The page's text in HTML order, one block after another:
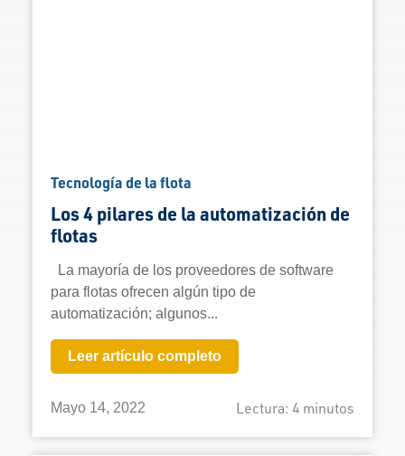
Tecnología de la flota
Los 4 pilares de la automatización de
flotas
La mayoría de los proveedores de software
para flotas ofrecen algún tipo de
automatización; algunos...
Leer artículo completo
Mayo 14, 2022 Lectura: 4 minutos